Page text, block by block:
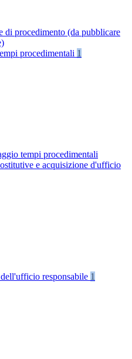
di procedimento (da pubblicare
procedimentali 1
tempi procedimentali
e acquisizione d'ufficio
responsabile 1